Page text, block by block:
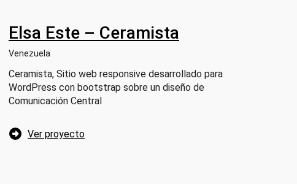
Elsa Este – Ceramista
Venezuela
Ceramista, Sitio web responsive desarrollado para
WordPress con bootstrap sobre un diseño de
Comunicación Central
Ver proyecto